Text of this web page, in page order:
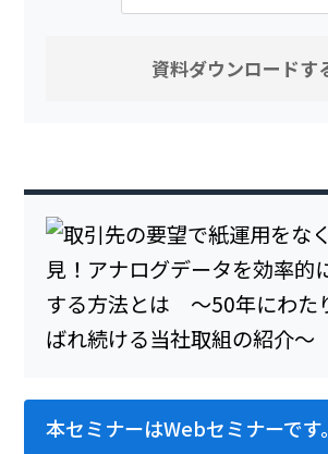
本セミナーはWebセミナーです。